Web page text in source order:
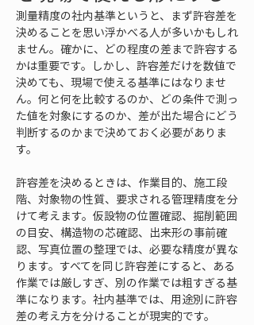
測量精度の社内基準というと、まず許容差を
決めることを思い浮かべる人が多いかもしれ
ません。確かに、どの程度の差まで許容する
かは重要です。しかし、許容差だけを数値で
決めても、現場で使える基準にはなりませ
ん。何と何を比較するのか、どの条件で測っ
た値を対象にするのか、差が出た場合にどう
判断するのかまで決めておく必要がありま
す。
許容差を決めるときは、作業目的、施工段
階、対象物の性質、要求される管理精度を分
けて考えます。仮設物の位置確認、掘削範囲
の目安、構造物の芯確認、出来形の事前確
認、写真位置の整理では、必要な精度が異な
ります。すべてを同じ許容差にすると、ある
作業では厳しすぎ、別の作業では粗すぎる基
準になります。社内基準では、用途別に許容
差の考え方を分けることが現実的です。